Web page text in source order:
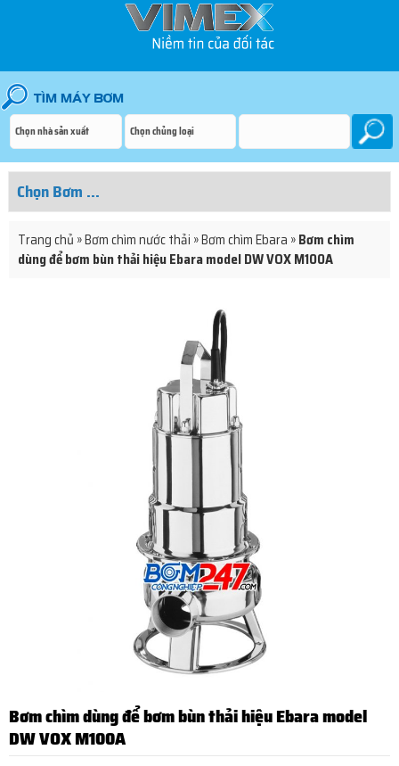
Trang chủ »Bơm chìm nước thải »Bơm chìm Ebara »Bơm chìm
dùng để bơm bùn thải hiệu Ebara model DW VOX M100A
Bơm chìm dùng để bơm bùn thải hiệu Ebara model
DW VOX M100A